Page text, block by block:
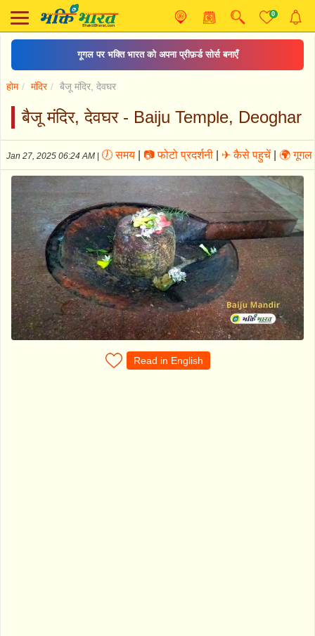
0
गूगल पर भक्ति भारत को अपना प्रीफ़र्ड सोर्स बनाएँ
होम मंदिर बैजू मंदिर, देवघर
बैजू मंदिर, देवघर - Baiju Temple, Deoghar
Jan 27, 2025 06:24 AM 🕖 समय 📷 फोटो प्रदर्शनी ✈ कैसे पहुचें 🌍 गूगल
Read in English